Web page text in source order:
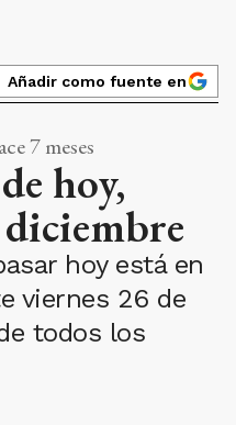
Añadir como fuente en
7 meses
hoy,
hoy está en
viernes 26 de
todos los